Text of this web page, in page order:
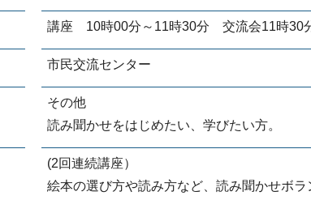
講座 10時00分～11時30分 交流会11時30
市民交流センター
その他
読み聞かせをはじめたい、学びたい方。
(2回連続講座）
絵本の選び方や読み方など、読み聞かせボ